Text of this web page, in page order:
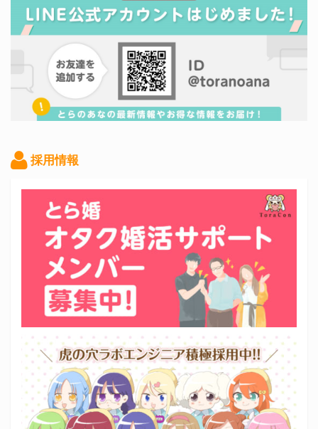
採用情報